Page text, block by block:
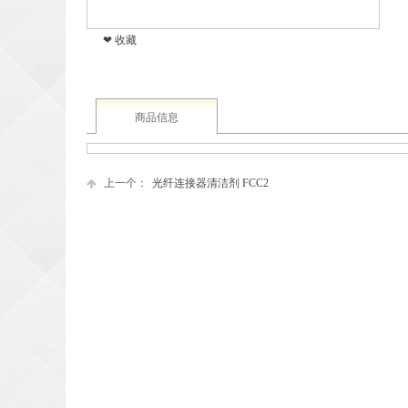
❤ 收藏
商品信息
上一个： 光纤连接器清洁剂 FCC2